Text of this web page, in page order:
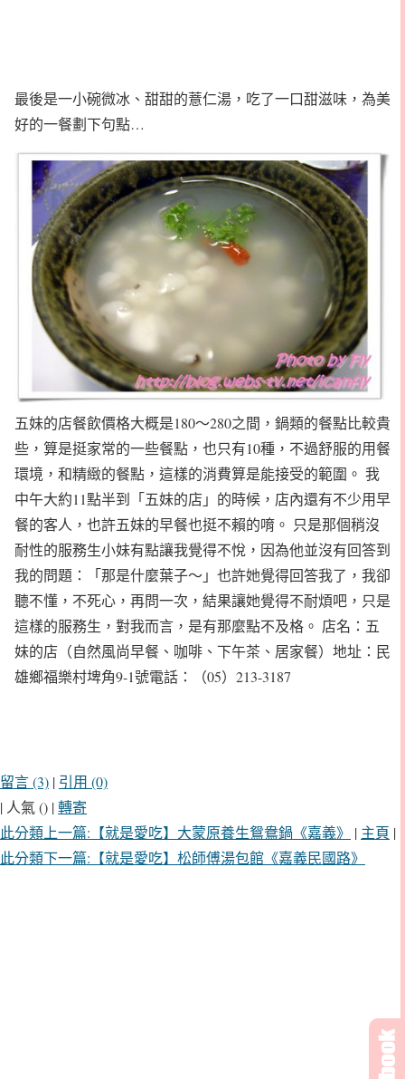
最後是一小碗微冰、甜甜的薏仁湯，吃了一口甜滋味，為美
好的一餐劃下句點…
五妹的店餐飲價格大概是180～280之間，鍋類的餐點比較貴
些，算是挺家常的一些餐點，也只有10種，不過舒服的用餐
環境，和精緻的餐點，這樣的消費算是能接受的範圍。 我
中午大約11點半到「五妹的店」的時候，店內還有不少用早
餐的客人，也許五妹的早餐也挺不賴的唷。 只是那個稍沒
耐性的服務生小妹有點讓我覺得不悅，因為他並沒有回答到
我的問題：「那是什麼葉子～」也許她覺得回答我了，我卻
聽不懂，不死心，再問一次，結果讓她覺得不耐煩吧，只是
這樣的服務生，對我而言，是有那麼點不及格。 店名：五
妹的店（自然風尚早餐、咖啡、下午茶、居家餐）地址：民
雄鄉福樂村埤角9-1號電話：（05）213-3187
留言 (3) | 引用 (0)
| 人氣 () |轉寄
此分類上一篇:【就是愛吃】大蒙原養生鴛鴦鍋《嘉義》
| 主頁 |
此分類下一篇:【就是愛吃】松師傅湯包館《嘉義民國路》